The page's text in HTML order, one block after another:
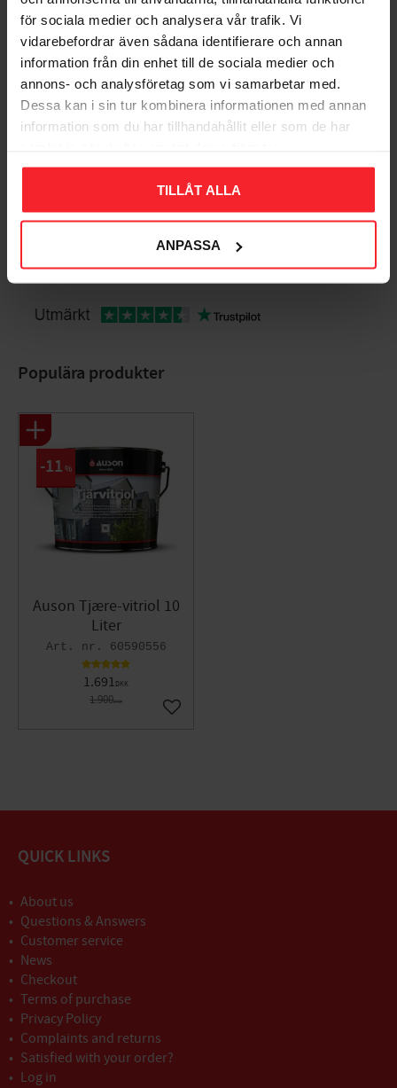
för sociala medier och analysera vår trafik. Vi
vidarebefordrar även sådana identifierare och annan
information från din enhet till de sociala medier och
annons- och analysföretag som vi samarbetar med.
Dessa kan i sin tur kombinera informationen med annan
information som du har tillhandahållit eller som de har
TILLÅT ALLA
ANPASSA
Bedømmelser
Dig
Bliv den første, der giver en bedømmelse.
Populära produkter
Auson Tjære-vitriol 10
Liter
60590556
1.691DKK
1.900DKK
11 %
Gem som favorit
QUICK LINKS
About us
Questions & Answers
Customer service
News
Checkout
Terms of purchase
Privacy Policy
Complaints and returns
Satisfied with your order?
Log in